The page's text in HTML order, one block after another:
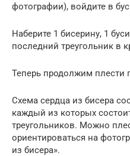
фотографии), войдите в
Наберите 1 бисерину, 1
последний треугольник в
Теперь продолжим плести
Схема сердца из бисера
каждый из которых
треугольников. Можно
ориентироваться на
из бисера».